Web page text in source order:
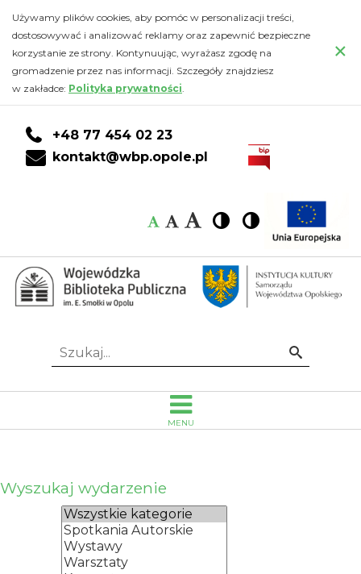
Kalendarz
Wojewódzka
Biblioteka
Publiczna
Emanuela
Smołki
w
Opolu
do
głównej
treści
DO
KONTA
CZYTELNIKA
DO
WYSZUKIWARKI
do
stopki
Używamy plików cookies, aby pomóc w personalizacji treści,
dostosowywać i analizować reklamy oraz zapewnić bezpieczne
korzystanie ze strony. Kontynuując, wyrażasz zgodę na
gromadzenie przez nas informacji. Szczegóły znajdziesz
w zakładce: Polityka prywatności.
×
+48 77 454 02 23
kontakt@wbp.opole.pl
Czcionka:
Czcionka
Czcionka
Czcionka
Wysoki
kontrast
Wysoki
kontrast
Idź
Szukaj...
MENU
Wyszukaj wydarzenie